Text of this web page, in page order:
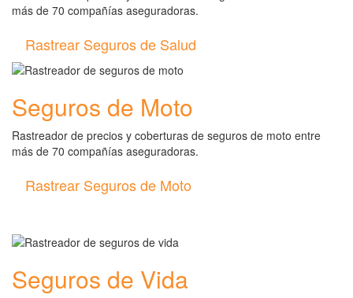
más de 70 compañías aseguradoras.
Rastrear Seguros de Salud
Seguros de Moto
Rastreador de precios y coberturas de seguros de moto entre
más de 70 compañías aseguradoras.
Rastrear Seguros de Moto
Seguros de Vida